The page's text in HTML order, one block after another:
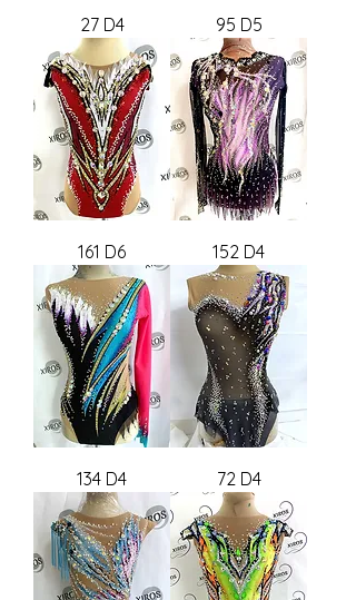
27 D4 95 D5
161 D6 152 D4
134 D4 72 D4